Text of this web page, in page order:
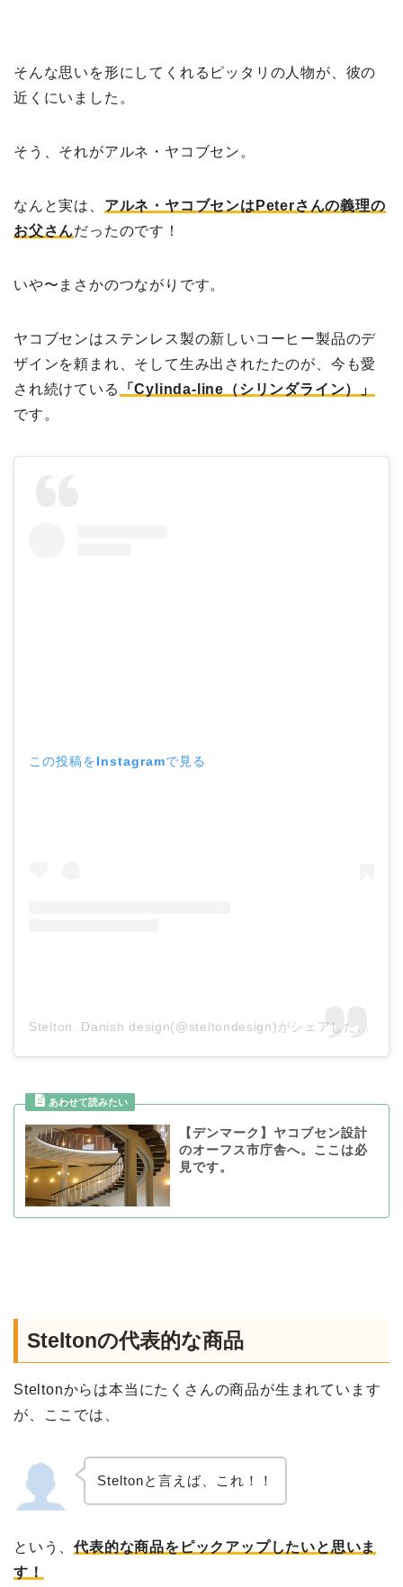
そんな思いを形にしてくれるピッタリの人物が、彼の
近くにいました。
そう、それがアルネ・ヤコブセン。
なんと実は、 アルネ・ヤコブセンはPeterさんの義理の
お父さんだったのです！
いや〜まさかのつながりです。
ヤコブセンはステンレス製の新しいコーヒー製品のデ
ザインを頼まれ、そして生み出されたたのが、今も愛
され続けている
「Cylinda-line（シリンダライン）」
です。
この投稿をInstagramで見る
Stelton. Danish design(@steltondesign)がシェアした投稿
【デンマーク】ヤコブセン設計
のオーフス市庁舎へ。ここは必
見です。
Steltonの代表的な商品
Steltonからは本当にたくさんの商品が生まれています
が、ここでは、
Steltonと言えば、これ！！
という、代表的な商品をピックアップしたいと思いま
す！